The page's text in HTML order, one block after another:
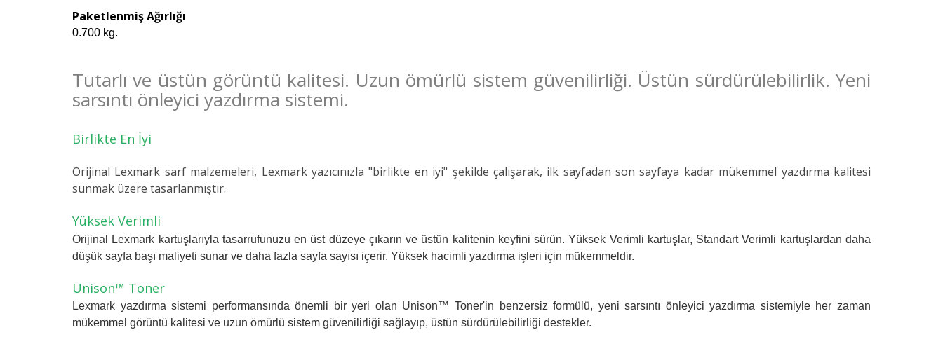
Paketlenmiş Ağırlığı
0.700 kg.
Tutarlı ve üstün görüntü kalitesi. Uzun ömürlü sistem güvenilirliği. Üstün sürdürülebilirlik. Yeni
sarsıntı önleyici yazdırma sistemi.
Birlikte En İyi
Orijinal Lexmark sarf malzemeleri, Lexmark yazıcınızla "birlikte en iyi" şekilde çalışarak, ilk sayfadan son sayfaya kadar mükemmel yazdırma kalitesi
sunmak üzere tasarlanmıştır.
Yüksek Verimli
Orijinal Lexmark kartuşlarıyla tasarrufunuzu en üst düzeye çıkarın ve üstün kalitenin keyfini sürün. Yüksek Verimli kartuşlar, Standart Verimli kartuşlardan daha
düşük sayfa başı maliyeti sunar ve daha fazla sayfa sayısı içerir. Yüksek hacimli yazdırma işleri için mükemmeldir.
Unison™ Toner
Lexmark yazdırma sistemi performansında önemli bir yeri olan Unison™ Toner'in benzersiz formülü, yeni sarsıntı önleyici yazdırma sistemiyle her zaman
mükemmel görüntü kalitesi ve uzun ömürlü sistem güvenilirliği sağlayıp, üstün sürdürülebilirliği destekler.